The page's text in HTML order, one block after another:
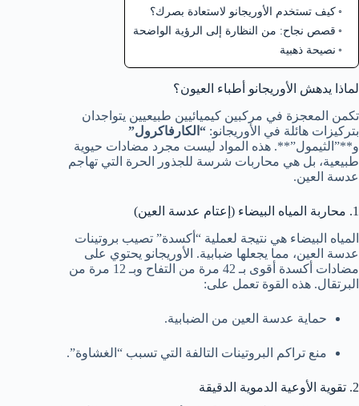
كيف تستخدم الأوريجانو لاستعادة بصرك؟
قصص نجاح: من النظارة إلى الرؤية الواضحة
نصيحة ذهبية
لماذا يدهش الأوريجانو أطباء العيون؟
تكمن المعجزة في مركبين كيميائيين طبيعيين يتواجدان
بتركيزات هائلة في الأوريجانو: “الكارفاكرول”
و**”الثيمول”**. هذه المواد ليست مجرد مضادات حيوية
طبيعية، بل هي محاربات شرسة للجذور الحرة التي تهاجم
عدسة العين.
1. محاربة المياه البيضاء (إعتام عدسة العين)
المياه البيضاء هي نتيجة لعملية “أكسدة” تصيب بروتينات
عدسة العين، مما يجعلها ضبابية. الأوريجانو يحتوي على
مضادات أكسدة أقوى بـ 42 مرة من التفاح وبـ 12 مرة من
البرتقال. هذه القوة تعمل على:
حماية عدسة العين من الضبابية.
منع تراكم البروتينات التالفة التي تسبب “الغشاوة”.
2. تقوية الأوعية الدموية الدقيقة